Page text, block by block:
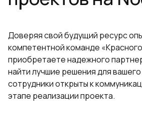
Доверяя свой будущий ресурс
компетентной команде
приобретаете надежного
найти лучшие решения для
сотрудники открыты к
этапе реализации проекта.